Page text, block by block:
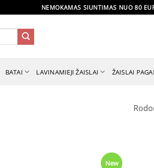
NEMOKAMAS SIUNTIMAS NUO 80
BATAI LAVINAMIEJI ŽAISLAI ŽAISLAI
New